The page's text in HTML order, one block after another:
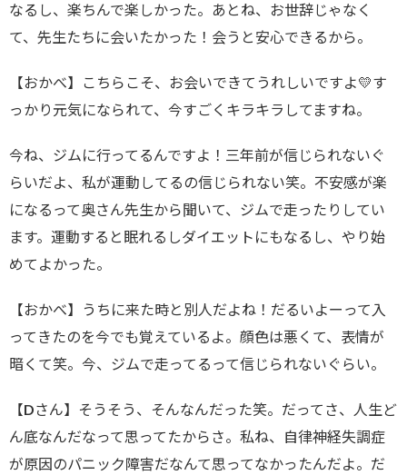
なるし、楽ちんで楽しかった。あとね、お世辞じゃなく
て、先生たちに会いたかった！会うと安心できるから。
【おかべ】こちらこそ、お会いできてうれしいですよ💛す
っかり元気になられて、今すごくキラキラしてますね。
今ね、ジムに行ってるんですよ！三年前が信じられないぐ
らいだよ、私が運動してるの信じられない笑。不安感が楽
になるって奥さん先生から聞いて、ジムで走ったりしてい
ます。運動すると眠れるしダイエットにもなるし、やり始
めてよかった。
【おかべ】うちに来た時と別人だよね！だるいよーって入
ってきたのを今でも覚えているよ。顔色は悪くて、表情が
暗くて笑。今、ジムで走ってるって信じられないぐらい。
【Dさん】そうそう、そんなんだった笑。だってさ、人生ど
ん底なんだなって思ってたからさ。私ね、自律神経失調症
が原因のパニック障害だなんて思ってなかったんだよ。だ